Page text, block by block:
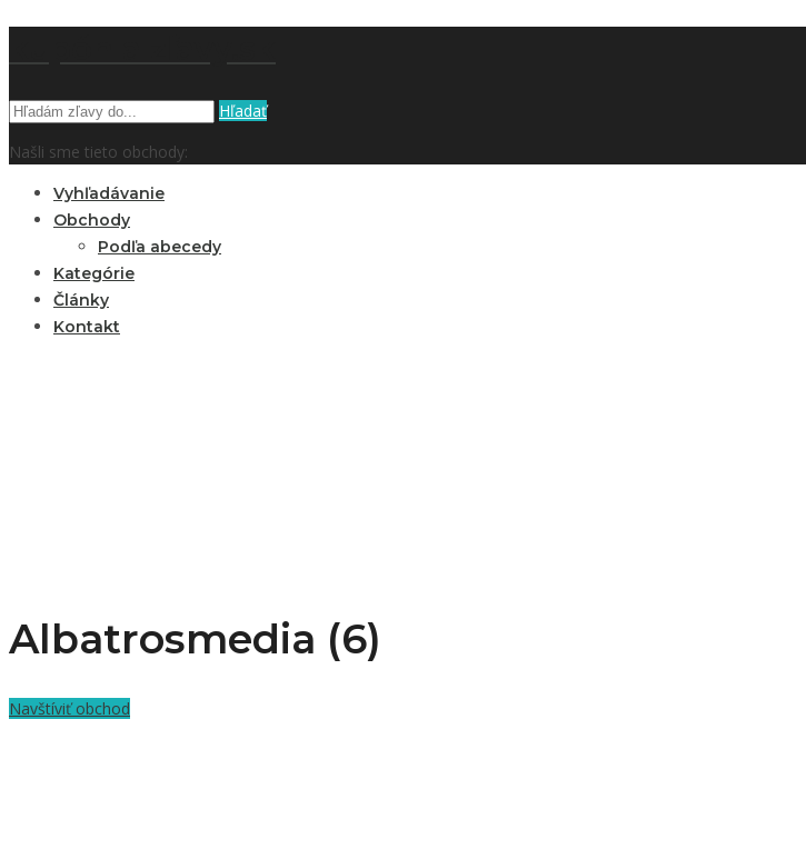
Hľadať
Našli sme tieto obchody:
Vyhľadávanie
Obchody
Podľa abecedy
Kategórie
Články
Kontakt
Albatrosmedia (6)
Navštíviť obchod